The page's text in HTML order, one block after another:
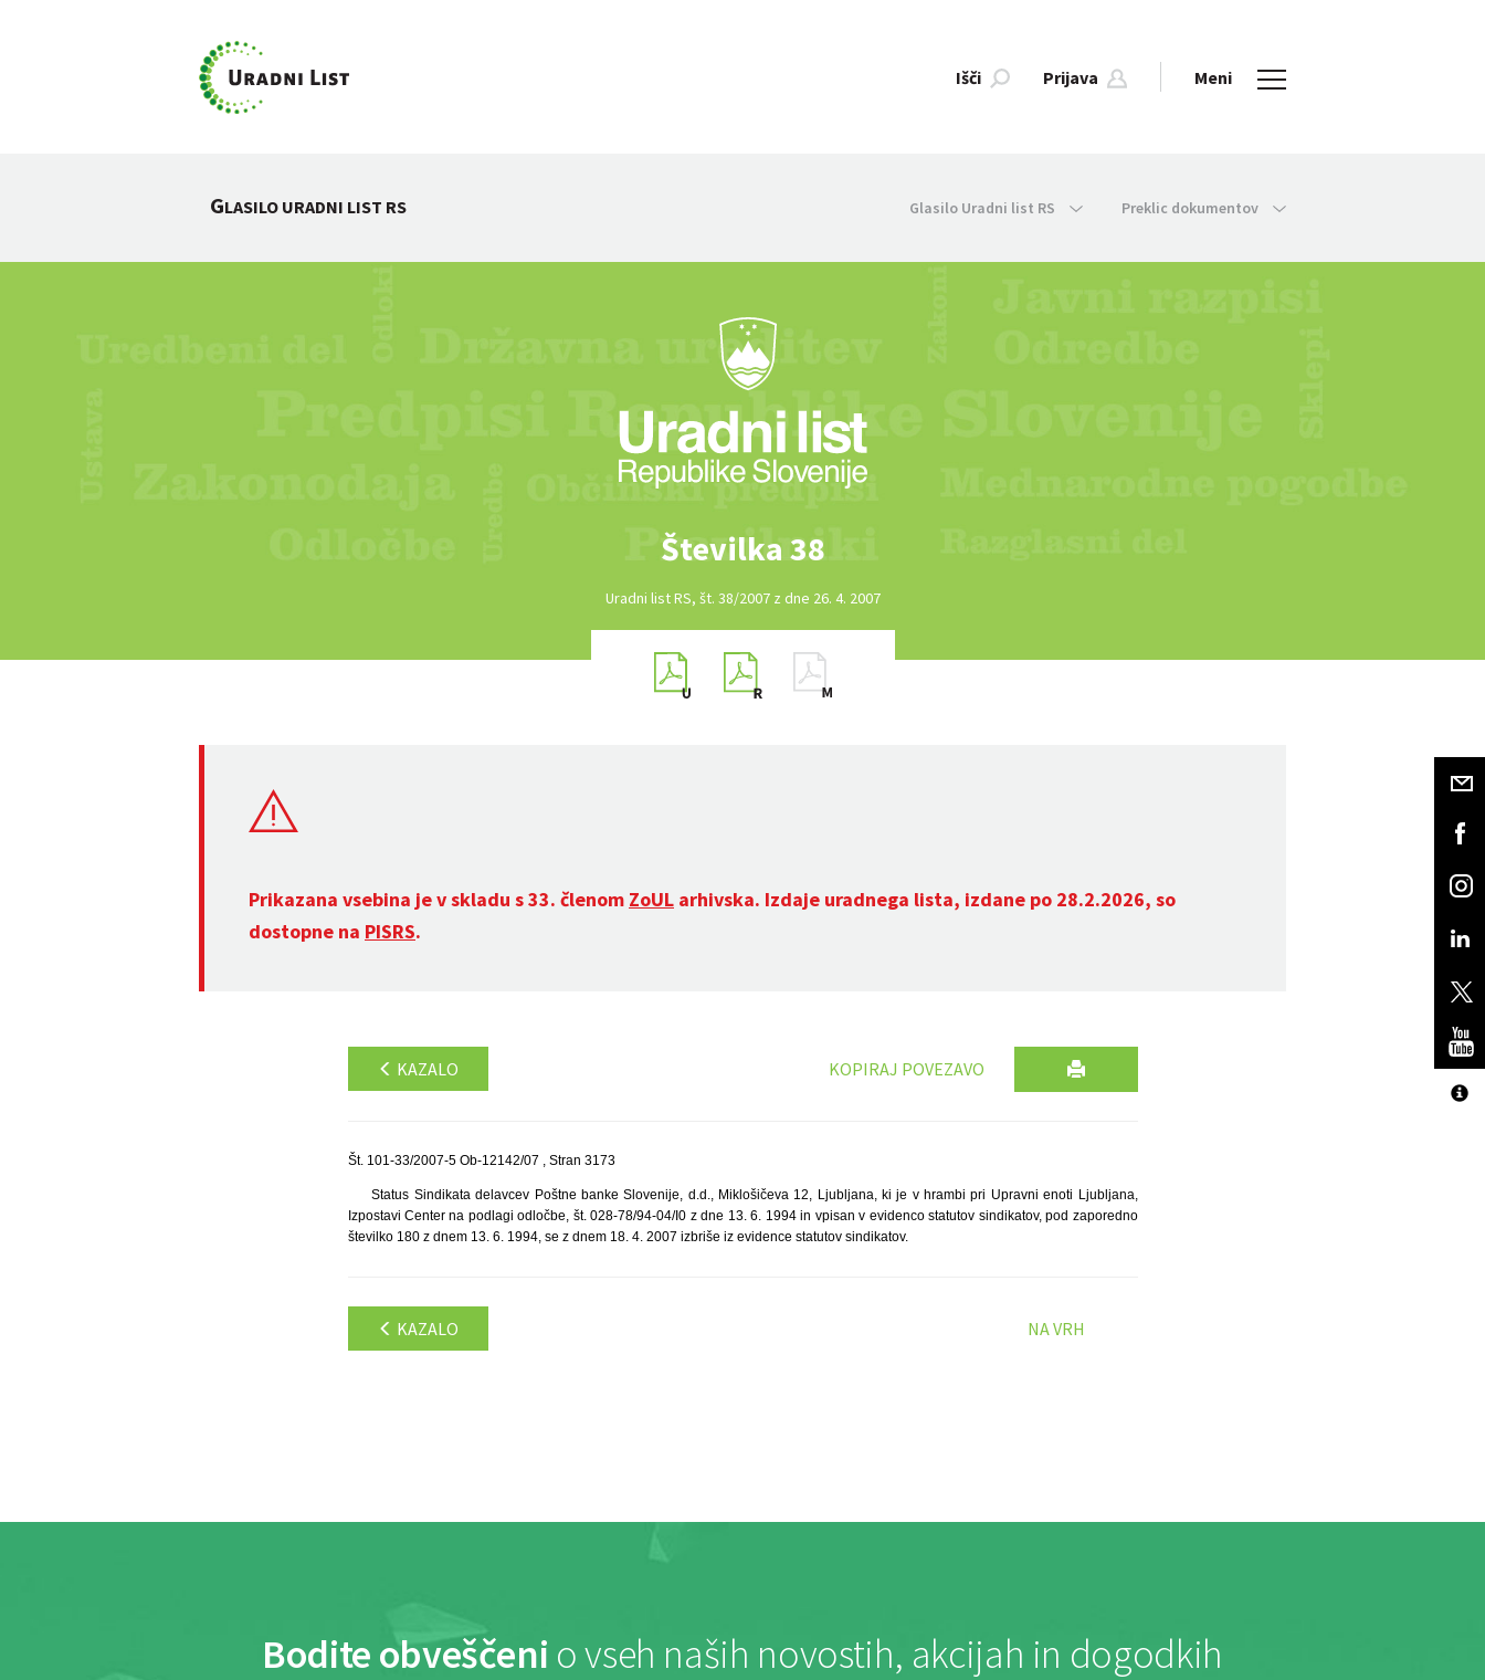
Išči Prijava Meni
GLASILO URADNI LIST RS Glasilo Uradni list RS Preklic dokumentov
Številka 38
Uradni list RS, št. 38/2007 z dne 26. 4. 2007
Prikazana vsebina je v skladu s 33. členom ZoUL arhivska. Izdaje uradnega lista, izdane po 28.2.2026, so
dostopne na PISRS.
KAZALO KOPIRAJ POVEZAVO
Št. 101-33/2007-5 Ob-12142/07 , Stran 3173
Status Sindikata delavcev Poštne banke Slovenije, d.d., Miklošičeva 12, Ljubljana, ki je v hrambi pri Upravni enoti Ljubljana,
Izpostavi Center na podlagi odločbe, št. 028-78/94-04/I0 z dne 13. 6. 1994 in vpisan v evidenco statutov sindikatov, pod zaporedno
številko 180 z dnem 13. 6. 1994, se z dnem 18. 4. 2007 izbriše iz evidence statutov sindikatov.
KAZALO NA VRH
Bodite obveščeni o vseh naših novostih, akcijah in dogodkih